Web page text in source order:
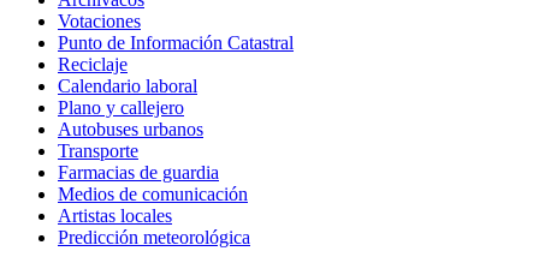
Votaciones
Punto de Información Catastral
Reciclaje
Calendario laboral
Plano y callejero
Autobuses urbanos
Transporte
Farmacias de guardia
Medios de comunicación
Artistas locales
Predicción meteorológica